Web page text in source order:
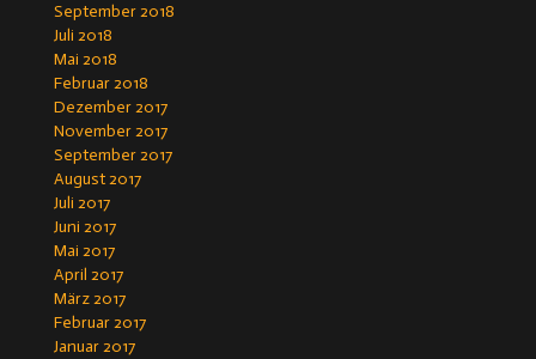
September 2018
Juli 2018
Mai 2018
Februar 2018
Dezember 2017
November 2017
September 2017
August 2017
Juli 2017
Juni 2017
Mai 2017
April 2017
März 2017
Februar 2017
Januar 2017